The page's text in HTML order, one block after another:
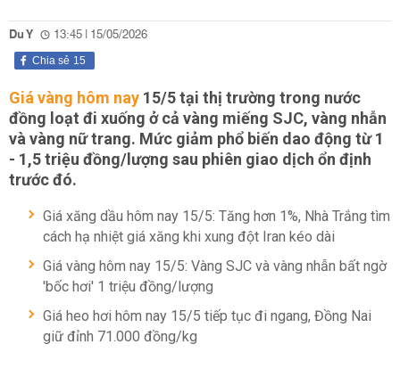
Du Y 13:45 | 15/05/2026
15
Chia sẻ
Giá vàng hôm nay 15/5 tại thị trường trong nước
đồng loạt đi xuống ở cả vàng miếng SJC, vàng nhẫn
và vàng nữ trang. Mức giảm phổ biến dao động từ 1
- 1,5 triệu đồng/lượng sau phiên giao dịch ổn định
trước đó.
Giá xăng dầu hôm nay 15/5: Tăng hơn 1%, Nhà Trắng tìm
cách hạ nhiệt giá xăng khi xung đột Iran kéo dài
Giá vàng hôm nay 15/5: Vàng SJC và vàng nhẫn bất ngờ
'bốc hơi' 1 triệu đồng/lượng
Giá heo hơi hôm nay 15/5 tiếp tục đi ngang, Đồng Nai
giữ đỉnh 71.000 đồng/kg